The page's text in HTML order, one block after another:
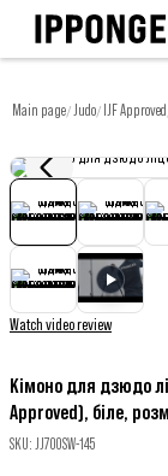
Main page/Judo/ IJF Approved
Watch video review
Кімоно для дзюдо
Approved), біле,
SKU: JJ700SW-145